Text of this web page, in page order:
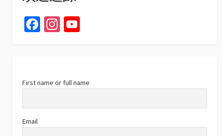
Fa
o
k
In
m b
e
First name or full name
Email